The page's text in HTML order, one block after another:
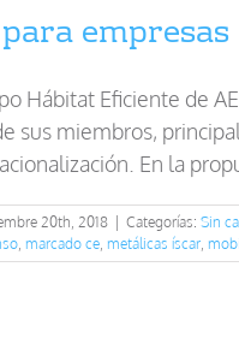
para
Hábitat Eficiente de
sus miembros,
En la
20th, 2018 Categorías: Sin
, marcado ce, metálicas íscar,